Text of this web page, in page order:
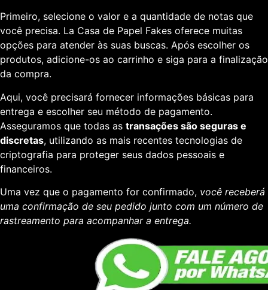
Primeiro, selecione o valor e a quantidade de notas que
você precisa. La Casa de Papel Fakes oferece muitas
opções para atender às suas buscas. Após escolher os
produtos, adicione-os ao carrinho e siga para a finalização
da compra.
Aqui, você precisará fornecer informações básicas para
entrega e escolher seu método de pagamento.
Asseguramos que todas as transações são seguras e
discretas, utilizando as mais recentes tecnologias de
criptografia para proteger seus dados pessoais e
financeiros.
Uma vez que o pagamento for confirmado, você receberá
uma confirmação de seu pedido junto com um número de
rastreamento para acompanhar a entrega.